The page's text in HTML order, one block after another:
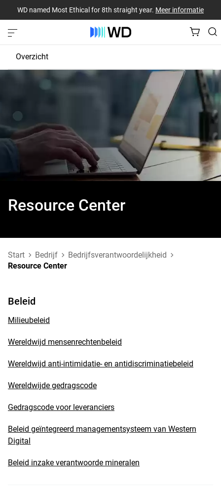
WD named Most Ethical for 8th straight year. Meer informatie
Overzicht
Personen
Ethiek
Goede doeleny
Gegevensprivacy
Resource Center
Start Bedrijf
Bedrijfsverantwoordelijkheid
Resource Center
Beleid
Milieubeleid
Wereldwijd mensenrechtenbeleid
Wereldwijd anti-intimidatie- en antidiscriminatiebeleid
Wereldwijde gedragscode
Gedragscode voor leveranciers
Beleid geïntegreerd managementsysteem van Western
Digital
Beleid inzake verantwoorde mineralen